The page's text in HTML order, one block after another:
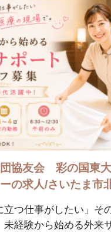
団協友会 彩の国東
の求人/さいたま市
立つ仕事がしたい」そ
未経験から始める外来